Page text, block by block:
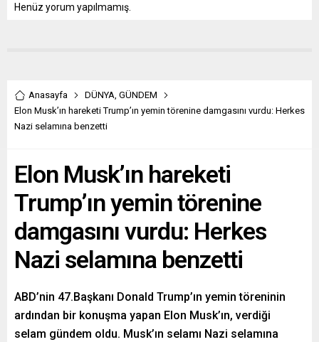
Henüz yorum yapılmamış.
Anasayfa DÜNYA GÜNDEM
Elon Musk’ın hareketi Trump’ın yemin törenine damgasını vurdu: Herkes
Nazi selamına benzetti
Elon Musk’ın hareketi
Trump’ın yemin törenine
damgasını vurdu: Herkes
Nazi selamına benzetti
ABD’nin 47.Başkanı Donald Trump’ın yemin töreninin
ardından bir konuşma yapan Elon Musk’ın, verdiği
selam gündem oldu. Musk’ın selamı Nazi selamına